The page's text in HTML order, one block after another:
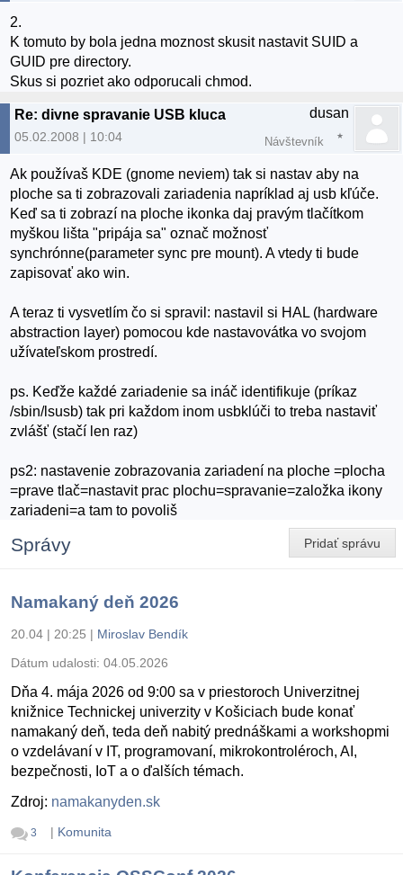
2.
K tomuto by bola jedna moznost skusit nastavit SUID a
GUID pre directory.
Skus si pozriet ako odporucali chmod.
Re: divne spravanie USB kluca
05.02.2008 | 10:04
dusan
Návštevník
Ak používaš KDE (gnome neviem) tak si nastav aby na
ploche sa ti zobrazovali zariadenia napríklad aj usb kľúče.
Keď sa ti zobrazí na ploche ikonka daj pravým tlačítkom
myškou lišta "pripája sa" označ možnosť
synchrónne(parameter sync pre mount). A vtedy ti bude
zapisovať ako win.
A teraz ti vysvetlím čo si spravil: nastavil si HAL (hardware
abstraction layer) pomocou kde nastavovátka vo svojom
užívateľskom prostredí.
ps. Keďže každé zariadenie sa ináč identifikuje (príkaz
/sbin/lsusb) tak pri každom inom usbklúči to treba nastaviť
zvlášť (stačí len raz)
ps2: nastavenie zobrazovania zariadení na ploche =plocha
=prave tlač=nastavit prac plochu=spravanie=založka ikony
zariadeni=a tam to povoliš
Pridať správu
Správy
Namakaný deň 2026
20.04 | 20:25 | Miroslav Bendík
Dátum udalosti: 04.05.2026
Dňa 4. mája 2026 od 9:00 sa v priestoroch Univerzitnej
knižnice Technickej univerzity v Košiciach bude konať
namakaný deň, teda deň nabitý prednáškami a workshopmi
o vzdelávaní v IT, programovaní, mikrokontroléroch, AI,
bezpečnosti, IoT a o ďalších témach.
Zdroj: namakanyden.sk
3 | Komunita